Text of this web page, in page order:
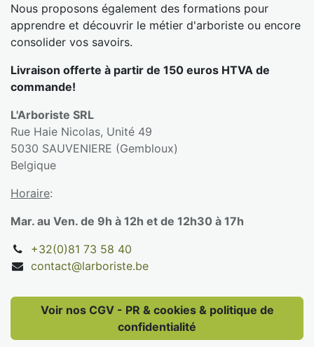
Nous proposons également des formations pour
apprendre et découvrir le métier d'arboriste ou encore
consolider vos savoirs.
Livraison offerte à partir de 150 euros HTVA de
commande!
L'Arboriste SRL
Rue Haie Nicolas, Unité 49
5030 SAUVENIERE (Gembloux)
Belgique
Horaire:
Mar. au Ven. de 9h à 12h et de 12h30 à 17h
+32(0)81 73 58 40
contact@larboriste.be
Voir nos CGV - PR & cookies & politique de
confidentialité